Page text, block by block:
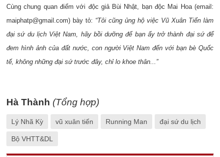
Cùng chung quan điểm với độc giả Bùi Nhật, bạn độc Mai Hoa (email:
maiphatp@gmail.com) bày tỏ: “Tôi cũng ủng hộ việc Vũ Xuân Tiến làm
đại sứ du lịch Việt Nam, hãy bồi dưỡng để bạn ấy trở thành đại sứ để
đem hình ảnh của đất nước, con người Việt Nam đến với bạn bè Quốc
tế, không những đại sứ trước đây, chỉ lo khoe thân...”
Hà Thành (Tổng hợp)
Lý Nhã Kỳ vũ xuân tiến Running Man đại sứ du lịch
Bộ VHTT&DL